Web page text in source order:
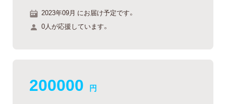
2023年09月 にお届け予定です。
0人が応援しています。
200000 円